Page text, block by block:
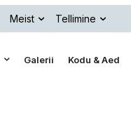
Meist Tellimine
Galerii Kodu & Aed